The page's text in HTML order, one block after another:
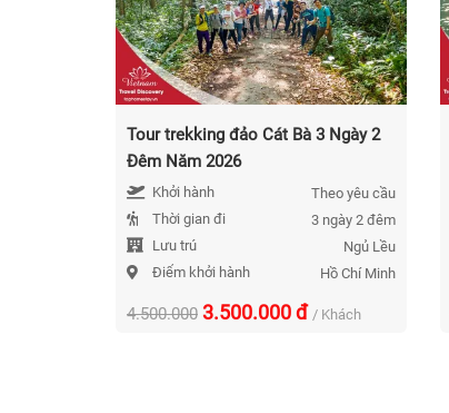
Tour trekking đảo Cát Bà 3 Ngày 2
Đêm Năm 2026
Khởi hành
Theo yêu cầu
Thời gian đi
3 ngày 2 đêm
Lưu trú
Ngủ Lều
Điểm khởi hành
Hồ Chí Minh
4.500.000 3.500.000đ / Khách